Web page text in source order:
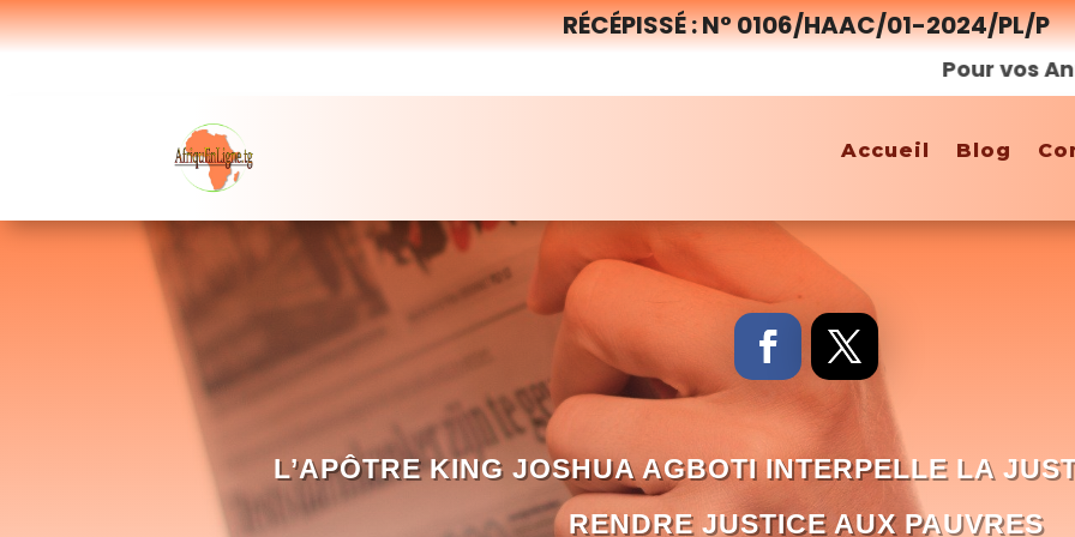
RÉCÉPISSÉ : N° 0106/HAAC/01-2024/PL/P
Pour vos
Accueil Blog
L’APÔTRE KING JOSHUA AGBOTI INTERPELLE LA
RENDRE JUSTICE AUX PAUVRES